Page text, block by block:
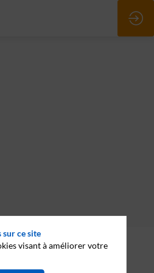
sur ce site
visant à améliorer votre